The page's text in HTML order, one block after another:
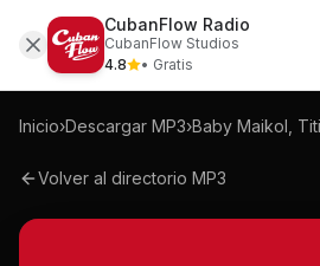
Mp3 Baby-maikol-
Inicio›Descargar MP3›Baby Maikol,
Volver al directorio MP3
CubanFlow Radio
CubanFlow Studios
4.8
• Gratis